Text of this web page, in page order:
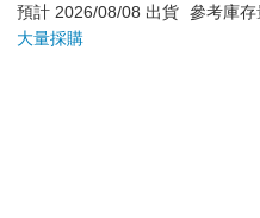
日）。
辦理退換貨時，商品（組
預計 2026/08/08 出貨 參考庫
大量採購